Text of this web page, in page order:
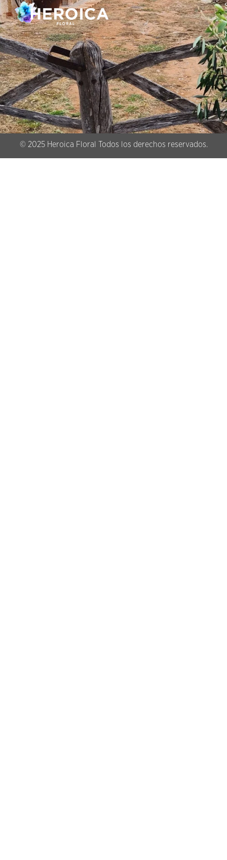
© 2025 Heroica Floral Todos los derechos reservados.